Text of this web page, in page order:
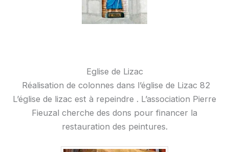
Eglise de Lizac
Réalisation de colonnes dans l’église de Lizac 82
L’église de lizac est à repeindre . L’association Pierre
Fieuzal cherche des dons pour financer la
restauration des peintures.